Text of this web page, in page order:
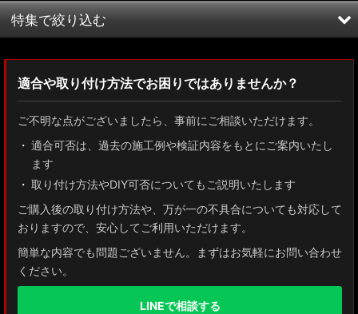
並び順:
特集で絞り込む
ZN8 GR86
GUN125 ハイラックス
AXUH80/85 MXUA80/85 ハリアー
ZSU60 ハリアー
MXAA54 AXAH54/52 RAV4
GDJ150W/151 WTRJ150 ランドクルーザー プラド
適合や取り付け方法でお困りではありませんか？
ご不明な点がございましたら、事前にご相談いただけます。
適合可否は、過去の施工例や検証内容をもとにご案内いたし
ます
取り付け方法やDIY可否についてもご説明いたします
ご購入後の取り付け方法や、万が一の不具合についても対応して
おりますので、安心してご利用いただけます。
簡単な内容でも問題ございません。まずはお気軽にお問い合わせ
ください。
LINEで相談する